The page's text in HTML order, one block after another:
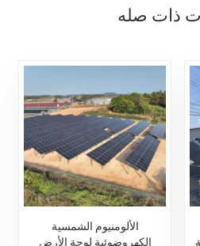
ذات صله
الألومنيوم الشمسية
الكهروضوئية لوحة الأرض